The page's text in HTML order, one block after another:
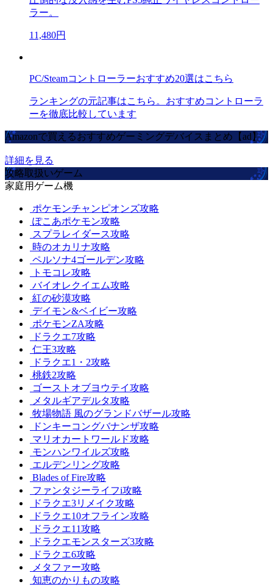
ラー。
11,480円
PC/Steamコントローラーおすすめ20選はこちら
ランキングの元記事はこちら。おすすめコントローラ
ーを徹底比較しています
Amazonで買えるおすすめゲーミングデバイスまとめ【ad】
詳細を見る
攻略取扱いゲーム
家庭用ゲーム機
ポケモンチャンピオンズ攻略
ぽこあポケモン攻略
スプラレイダース攻略
時のオカリナ攻略
ペルソナ4ゴールデン攻略
トモコレ攻略
バイオレクイエム攻略
紅の砂漠攻略
デイモン&ベイビー攻略
ポケモンZA攻略
ドラクエ7攻略
仁王3攻略
ドラクエ1・2攻略
桃鉄2攻略
ゴーストオブヨウテイ攻略
メタルギアデルタ攻略
牧場物語 風のグランドバザール攻略
ドンキーコングバナンザ攻略
マリオカートワールド攻略
モンハンワイルズ攻略
エルデンリング攻略
Blades of Fire攻略
ファンタジーライフi攻略
ドラクエ3リメイク攻略
ドラクエ10オフライン攻略
ドラクエ11攻略
ドラクエモンスターズ3攻略
ドラクエ6攻略
メタファー攻略
知恵のかりもの攻略